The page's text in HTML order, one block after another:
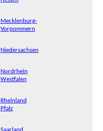
Mecklenburg-
Vorpommern
Niedersachsen
Nordrhein
Westfalen
Rheinland
Pfalz
Saarland